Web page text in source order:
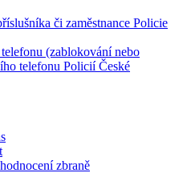
či zaměstnance Policie
(zablokování nebo
telefonu Policií České
zbraně